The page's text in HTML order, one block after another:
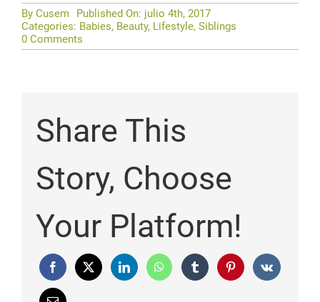
By Cusem
Published On: julio 4th, 2017
Categories: Babies, Beauty, Lifestyle, Siblings
0 Comments
Babies
Share This
Story, Choose
Your Platform!